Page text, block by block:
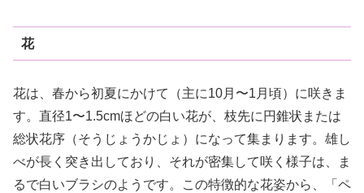
花
花は、春から初夏にかけて（主に10月〜1月頃）に咲きま
す。直径1〜1.5cmほどの白い花が、枝先に円錐状または
総状花序（そうじょうかじょ）になって集まります。雄し
べが長く突き出しており、それが密集して咲く様子は、ま
るで白いブラシのようです。この特徴的な花姿から、「ペ